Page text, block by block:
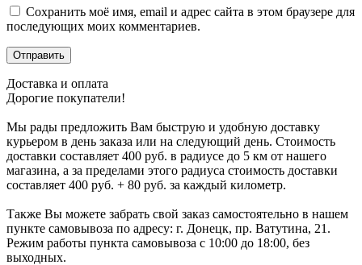
Сохранить моё имя, email и адрес сайта в этом браузере для
последующих моих комментариев.
Доставка и оплата
Дорогие покупатели!
Мы рады предложить Вам быструю и удобную доставку
курьером в день заказа или на следующий день. Стоимость
доставки составляет 400 руб. в радиусе до 5 км от нашего
магазина, а за пределами этого радиуса стоимость доставки
составляет 400 руб. + 80 руб. за каждый километр.
Также Вы можете забрать свой заказ самостоятельно в нашем
пункте самовывоза по адресу: г. Донецк, пр. Ватутина, 21.
Режим работы пункта самовывоза с 10:00 до 18:00, без
выходных.